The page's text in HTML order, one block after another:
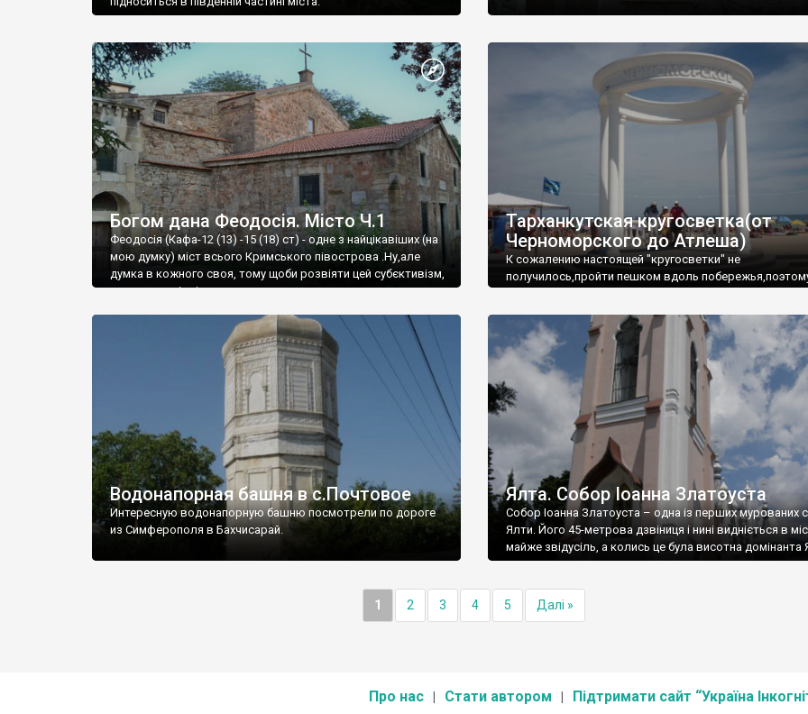
Богом дана Феодосія. Місто Ч.1
Феодосія (Кафа-12 (13) -15 (18) ст) - одне з найцікавіших (на
мою думку) міст всього Кримського півострова .Ну,але
думка в кожного своя, тому щоби розвіяти цей субєктивізм,
запрошую відвідати це
Тарханкутская кругосветка(от
Черноморского до Атлеша)
К сожалению настоящей "кругосветки" не
получилось,пройти пешком вдоль
Водонапорная башня в с.Почтовое
Интересную водонапорную башню посмотрели по дороге
из Симферополя в Бахчисарай.
Ялта. Собор Іоанна Златоуста
Собор Іоанна Златоуста – одна із перших мурованих
Ялти. Його 45-метрова дзвіниця і нині видніється в
майже звідусіль, а колись це була висотна домінанта
1 2 3 4 5 Далі »
Про нас Стати автором Підтримати сайт “Україна